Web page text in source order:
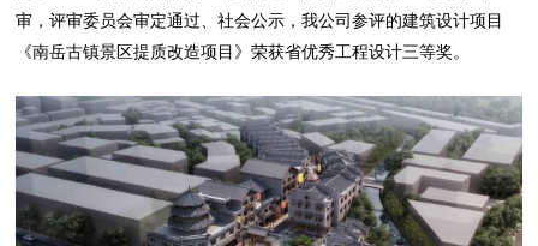
审，评审委员会审定通过、社会公示，我公司参评的建筑设计项目
《南岳古镇景区提质改造项目》荣获省优秀工程设计三等奖。